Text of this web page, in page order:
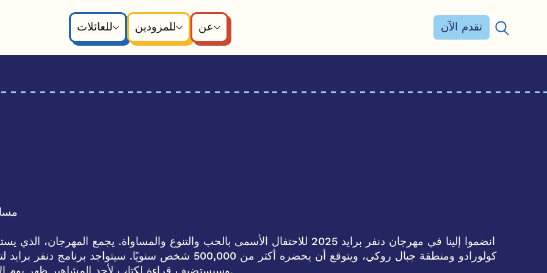
للعائلات
للمزودين عن تقدم الآن
- 6:00
انضموا إلينا في مهرجان دنفر برايد 2025 للاحتفال الأسمى بالحب والتنوع والمساواة. يجمع
كولورادو ومنطقة جبال روكي، ويتوقع أن يحضره أكثر من 500,000 شخص